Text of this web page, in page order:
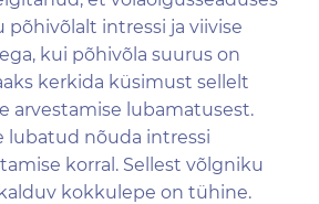
põhivõlalt intressi ja viivise
kui põhivõla suurus on
kerkida küsimust sellelt
arvestamise lubamatusest.
lubatud nõuda intressi
korral. Sellest võlgniku
kokkulepe on tühine.